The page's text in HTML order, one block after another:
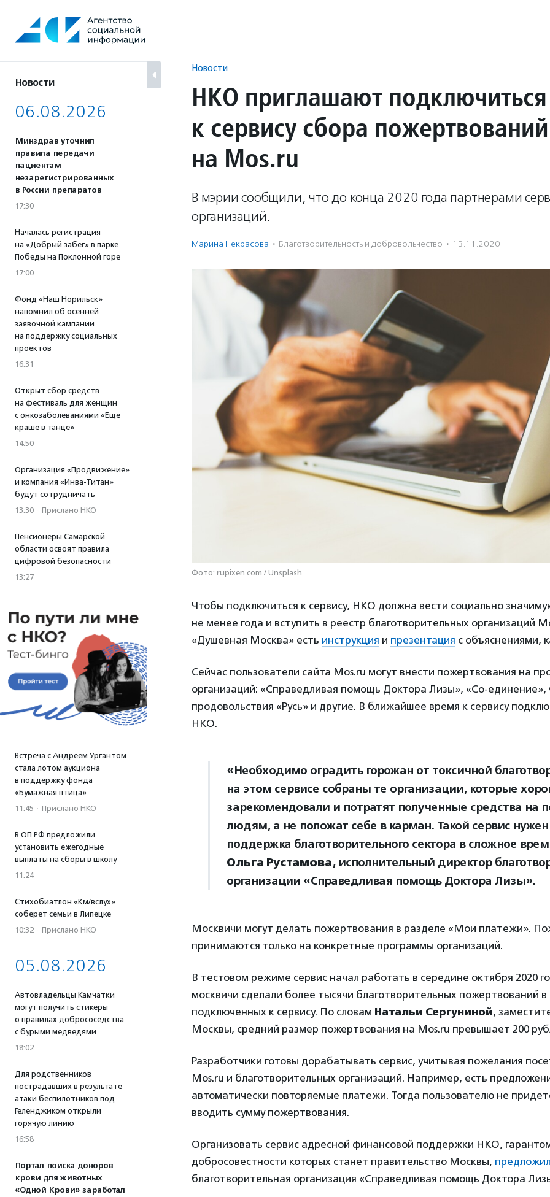
содержанию
Новости
06.08.2026
Минздрав уточнил
правила передачи
пациентам
незарегистрированных
в России препаратов
17:30
Началась регистрация
на «Добрый забег» в парке
Победы на Поклонной горе
17:00
Фонд «Наш Норильск»
напомнил об осенней
заявочной кампании
на поддержку социальных
проектов
16:31
Открыт сбор средств
на фестиваль для женщин
с онкозаболеваниями «Еще
краше в танце»
14:50
Организация «Продвижение»
и компания «Инва-Титан»
будут сотрудничать
13:30 · Прислано НКО
Пенсионеры Самарской
области освоят правила
цифровой безопасности
13:27
Встреча с Андреем Ургантом
стала лотом аукциона
в поддержку фонда
«Бумажная птица»
11:45 · Прислано НКО
В ОП РФ предложили
установить ежегодные
выплаты на сборы в школу
11:24
Стихобиатлон «Км/вслух»
соберет семьи в Липецке
10:32 · Прислано НКО
05.08.2026
Автовладельцы Камчатки
могут получить стикеры
о правилах добрососедства
с бурыми медведями
18:02
Для родственников
пострадавших в результате
атаки беспилотников под
Геленджиком открыли
горячую линию
16:58
Портал поиска доноров
крови для животных
«Одной Крови» заработал
Новости
НКО приглашают подключиться
к сервису сбора пожертвований
на Mos.ru
В мэрии сообщили, что до конца 2020 года партнерами
организаций.
Марина Некрасова · Благотвори­тель­ность и доброволь­чест­во · 13.11.2020
Фото: rupixen.com / Unsplash
Чтобы подключиться к сервису, НКО должна вести социально
не менее года и вступить в реестр благотворительных организаций
«Душевная Москва» есть инструкция и презентация с объяснениями,
Сейчас пользователи сайта Mos.ru могут внести пожертвования на
организаций: «Справедливая помощь Доктора Лизы», «Со-
продовольствия «Русь» и другие. В ближайшее время к сервису
НКО.
«Необходимо оградить горожан от токсичной
на этом сервисе собраны те организации, которые
зарекомендовали и потратят полученные средства на
людям, а не положат себе в карман. Такой сервис нужен
поддержка благотворительного сектора в сложное
Ольга Рустамова, исполнительный директор
организации «Справедливая помощь Доктора Лизы».
Москвичи могут делать пожертвования в разделе «Мои платежи».
принимаются только на конкретные программы организаций.
В тестовом режиме сервис начал работать в середине октября 2020
москвичи сделали более тысячи благотворительных пожертвований
подключенных к сервису. По словам Натальи Сергуниной,
Москвы, средний размер пожертвования на Mos.ru превышает 200
Разработчики готовы дорабатывать сервис, учитывая пожелания
Mos.ru и благотворительных организаций. Например, есть
автоматически повторяемые платежи. Тогда пользователю не
вводить сумму пожертвования.
Организовать сервис адресной финансовой поддержки НКО,
добросовестности которых станет правительство Москвы,
благотворительная организация «Справедливая помощь Доктора